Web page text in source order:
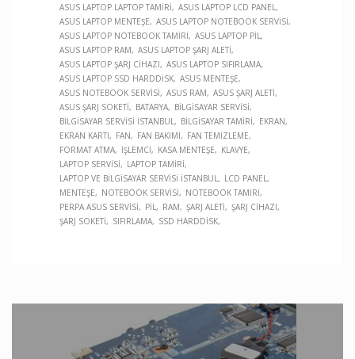
ASUS LAPTOP LAPTOP TAMIRI
ASUS LAPTOP LCD PANEL
ASUS LAPTOP MENTEŞE
ASUS LAPTOP NOTEBOOK SERVISI
ASUS LAPTOP NOTEBOOK TAMIRI
ASUS LAPTOP PIL
ASUS LAPTOP RAM
ASUS LAPTOP ŞARJ ALETI
ASUS LAPTOP ŞARJ CIHAZI
ASUS LAPTOP SIFIRLAMA
ASUS LAPTOP SSD HARDDISK ASUS MENTEŞE
ASUS NOTEBOOK SERVISI
ASUS RAM
ASUS ŞARJ ALETI
ASUS ŞARJ SOKETI
BATARYA
BILGISAYAR SERVISI
BILGISAYAR SERVISI İSTANBUL
BILGISAYAR TAMIRI
EKRAN
EKRAN KARTI
FAN FAN BAKIMI
FAN TEMIZLEME
FORMAT ATMA
İŞLEMCI KASA MENTEŞE
KLAVYE
LAPTOP SERVISI
LAPTOP TAMIRI
LAPTOP VE BILGISAYAR SERVISI İSTANBUL
LCD PANEL
MENTEŞE
NOTEBOOK SERVISI
NOTEBOOK TAMIRI
PERPA ASUS SERVISI
PIL RAM ŞARJ ALETI
ŞARJ CIHAZI
ŞARJ SOKETI
SIFIRLAMA SSD HARDDISK